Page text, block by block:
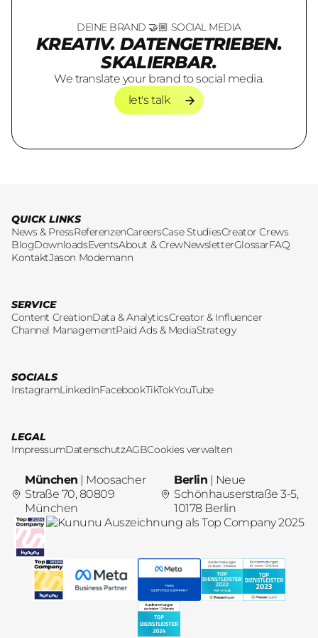
DEINE BRAND 🤝🏼 SOCIAL MEDIA
KREATIV. DATENGETRIEBEN.
SKALIERBAR.
We translate your brand to social media.
let's talk
let's talk
QUICK LINKS
News & PressReferenzenCareersCase StudiesCreator Crews
BlogDownloadsEventsAbout & CrewNewsletterGlossarFAQ
KontaktJason Modemann
SERVICE
Content CreationData & AnalyticsCreator & Influencer
Channel ManagementPaid Ads & MediaStrategy
SOCIALS
InstagramLinkedInFacebookTikTokYouTube
LEGAL
ImpressumDatenschutzAGBCookies verwalten
München | Moosacher
Straße 70, 80809
München
Berlin | Neue
Schönhauserstraße 3-5,
10178 Berlin